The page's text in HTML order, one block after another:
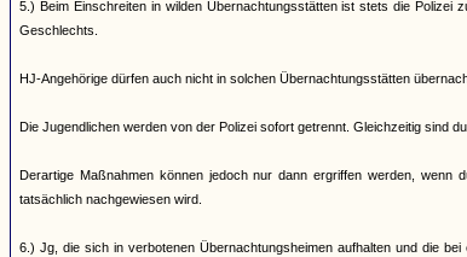
5.) Beim Einschreiten in wilden Übernachtungsstätten ist stets die Polizei
Geschlechts.
HJ-Angehörige dürfen auch nicht in solchen Übernachtungsstätten
Die Jugendlichen werden von der Polizei sofort getrennt. Gleichzeitig sind
Derartige Maßnahmen können jedoch nur dann ergriffen werden, wenn
tatsächlich nachgewiesen wird.
6.) Jg, die sich in verbotenen Übernachtungsheimen aufhalten und die